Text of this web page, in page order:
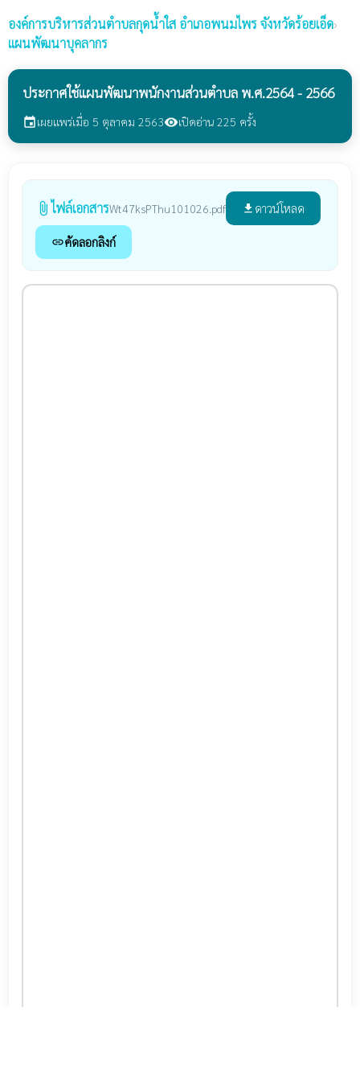
องค์การบริหารส่วนตำบลกุดน้ำใส อำเภอพนมไพร จังหวัดร้อยเอ็ด›
แผนพัฒนาบุคลากร
ประกาศใช้แผนพัฒนาพนักงานส่วนตำบล พ.ศ.2564 - 2566
eventเผยแพร่เมื่อ 5 ตุลาคม 2563visibilityเปิดอ่าน 225 ครั้ง
attach_file ไฟล์เอกสารWt47ksPThu101026.pdf file_download ดาวน์โหลด
linkคัดลอกลิงก์